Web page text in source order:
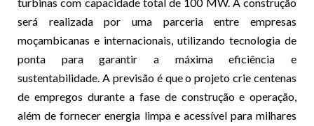
será realizada por uma parceria entre empresas
moçambicanas e internacionais, utilizando tecnologia de
ponta para garantir a máxima eficiência e
sustentabilidade. A previsão é que o projeto crie centenas
de empregos durante a fase de construção e operação,
além de fornecer energia limpa e acessível para milhares